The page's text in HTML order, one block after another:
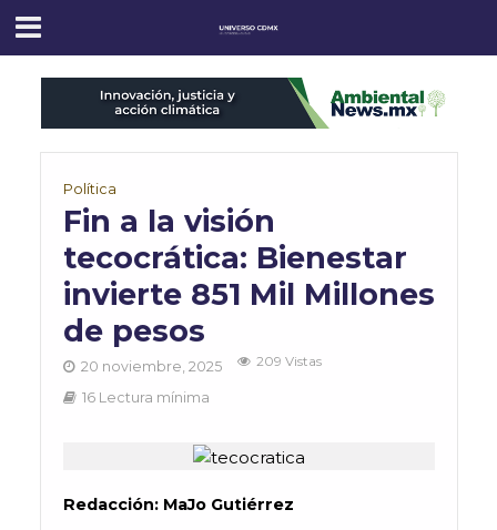
Política
Fin a la visión
tecocrática: Bienestar
invierte 851 Mil Millones
de pesos
20 noviembre, 2025 209 Vistas
16 Lectura mínima
Redacción: MaJoGutiérrez